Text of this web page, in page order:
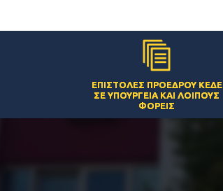
ΕΠΙΣΤΟΛΈΣ ΠΡΟΈΔΡΟΥ ΚΕΔΕ
ΣΕ ΥΠΟΥΡΓΕΊΑ ΚΑΙ ΛΟΙΠΟΎΣ
ΦΟΡΕΊΣ